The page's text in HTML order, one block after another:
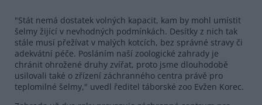
"Stát nemá dostatek volných kapacit, kam by mohl umístit
šelmy žijící v nevhodných podmínkách. Desítky z nich tak
stále musí přežívat v malých kotcích, bez správné stravy či
adekvátní péče. Posláním naší zoologické zahrady je
chránit ohrožené druhy zvířat, proto jsme dlouhodobě
usilovali také o zřízení záchranného centra právě pro
teplomilné šelmy," uvedl ředitel táborské zoo Evžen Korec.